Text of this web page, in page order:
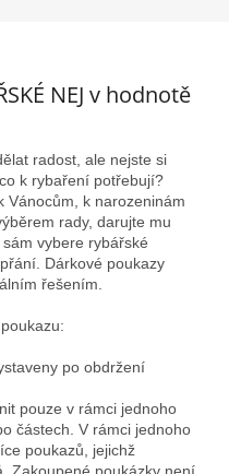
NEJ v hodnotě
radost, ale nejste si
k rybaření potřebují?
Vánocům, k narozeninám
rady, darujte mu
vybere rybářské
Dárkové poukazy
řešením.
po obdržení
pouze v rámci jednoho
částech. V rámci jednoho
poukazů, jejichž
Zakoupené poukázky není